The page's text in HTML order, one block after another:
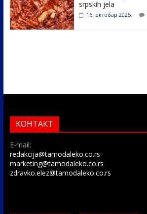
srpskih jela
16. октобар 2025.
КОНТАКТ
E-mail:
redakcija@tamodaleko.co.rs
marketing@tamodaleko.co.rs
zdravko.elez@tamodaleko.co.rs